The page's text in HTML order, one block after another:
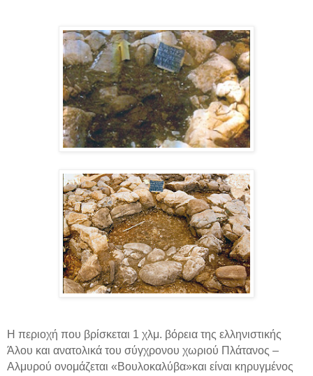
H περιοχή που βρίσκεται 1 χλμ. βόρεια της ελληνιστικής
Άλου και ανατολικά του σύγχρονου χωριού Πλάτανος –
Αλμυρού ονομάζεται «Βουλοκαλύβα»και είναι κηρυγμένος